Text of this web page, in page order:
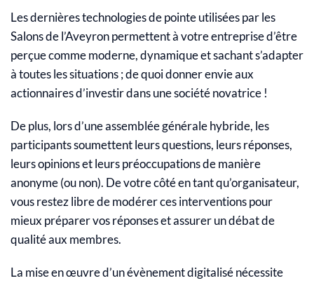
Les dernières technologies de pointe utilisées par les
Salons de l’Aveyron permettent à votre entreprise d’être
perçue comme moderne, dynamique et sachant s’adapter
à toutes les situations ; de quoi donner envie aux
actionnaires d’investir dans une société novatrice !
De plus, lors d’une assemblée générale hybride, les
participants soumettent leurs questions, leurs réponses,
leurs opinions et leurs préoccupations de manière
anonyme (ou non). De votre côté en tant qu’organisateur,
vous restez libre de modérer ces interventions pour
mieux préparer vos réponses et assurer un débat de
qualité aux membres.
La mise en œuvre d’un évènement digitalisé nécessite